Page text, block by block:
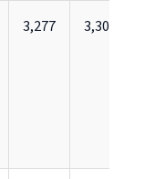
3,277 3,309